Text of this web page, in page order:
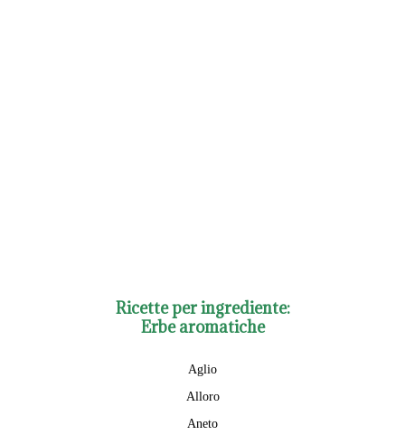
Ricette per ingrediente:
Erbe aromatiche
Aglio
Alloro
Aneto